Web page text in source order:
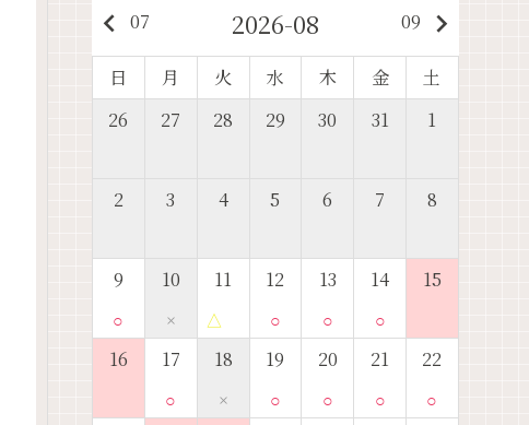
keyboard_arrow_left 07 2026-08 09 keyboard_arrow_right
日 月 火 水 木 金
土
26
27 28 29 30 31 1
2 3 4 5 6 7 8
9
○
10
×
11
△
12
○
13
○
14
○
15
16 17
○
18
×
19
○
20
○
21
○
22
○